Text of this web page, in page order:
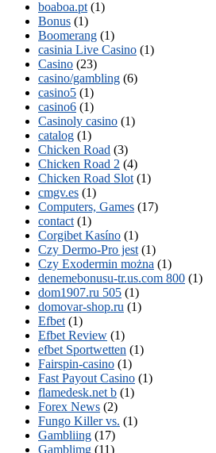
boaboa.pt (1)
Bonus (1)
Boomerang (1)
casinia Live Casino (1)
Casino (23)
casino/gambling (6)
casino5 (1)
casino6 (1)
Casinoly casino (1)
catalog (1)
Chicken Road (3)
Chicken Road 2 (4)
Chicken Road Slot (1)
cmgv.es (1)
Computers, Games (17)
contact (1)
Corgibet Kasíno (1)
Czy Dermo-Pro jest (1)
Czy Exodermin można (1)
denemebonusu-tr.us.com 800 (1)
dom1907.ru 505 (1)
domovar-shop.ru (1)
Efbet (1)
Efbet Review (1)
efbet Sportwetten (1)
Fairspin-casino (1)
Fast Payout Casino (1)
flamedesk.net b (1)
Forex News (2)
Fungo Killer vs. (1)
Gambliing (17)
Gamblimg (11)